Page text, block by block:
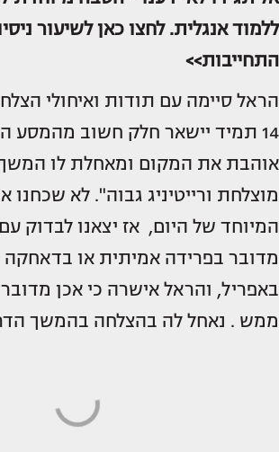
ללמוד אנגלית. לחצו כאן לשיעור
התחייבות>>
הראל סיימה עם תודות ואיחולי
14 תמיד יישאר חלק חשוב מהמסע
אוהבת את המקום ומאחלת לו
מוצלחת ורייטיניג גבוה". לא שכחנו
המיוחד של היום, אז יצאנו לבדוק
מדובר בפרידה אמיתית או
באפריל, והראל אישרה כי אכן
ממש . נאחל לה בהצלחה בהמשך